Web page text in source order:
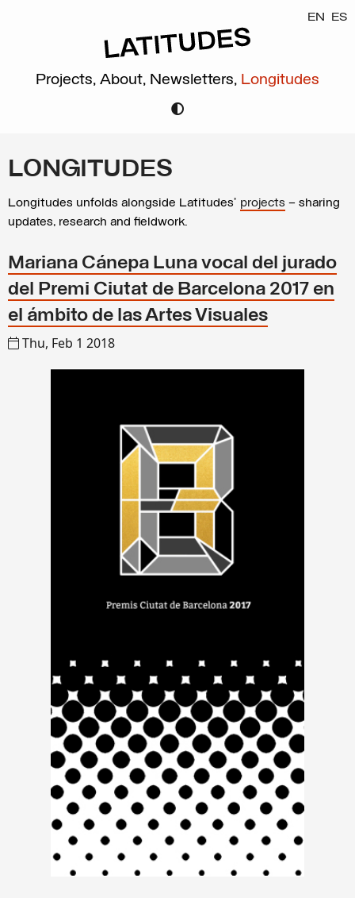
EN ES
Projects, About, Newsletters, Longitudes
LONGITUDES
Longitudes unfolds alongside Latitudes’ projects – sharing
updates, research and fieldwork.
Mariana Cánepa Luna vocal del jurado
del Premi Ciutat de Barcelona 2017 en
el ámbito de las Artes Visuales
Thu, Feb 1 2018